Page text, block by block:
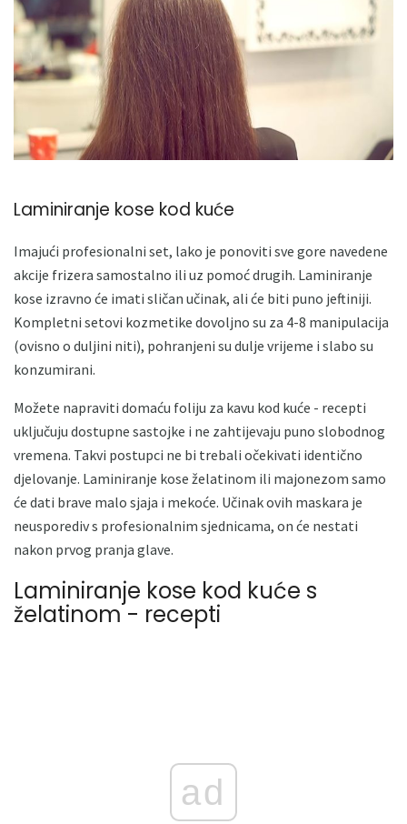
Laminiranje kose kod kuće
Imajući profesionalni set, lako je ponoviti sve gore navedene
akcije frizera samostalno ili uz pomoć drugih. Laminiranje
kose izravno će imati sličan učinak, ali će biti puno jeftiniji.
Kompletni setovi kozmetike dovoljno su za 4-8 manipulacija
(ovisno o duljini niti), pohranjeni su dulje vrijeme i slabo su
konzumirani.
Možete napraviti domaću foliju za kavu kod kuće - recepti
uključuju dostupne sastojke i ne zahtijevaju puno slobodnog
vremena. Takvi postupci ne bi trebali očekivati ​​identično
djelovanje. Laminiranje kose želatinom ili majonezom samo
će dati brave malo sjaja i mekoće. Učinak ovih maskara je
neusporediv s profesionalnim sjednicama, on će nestati
nakon prvog pranja glave.
Laminiranje kose kod kuće s
želatinom - recepti
ad